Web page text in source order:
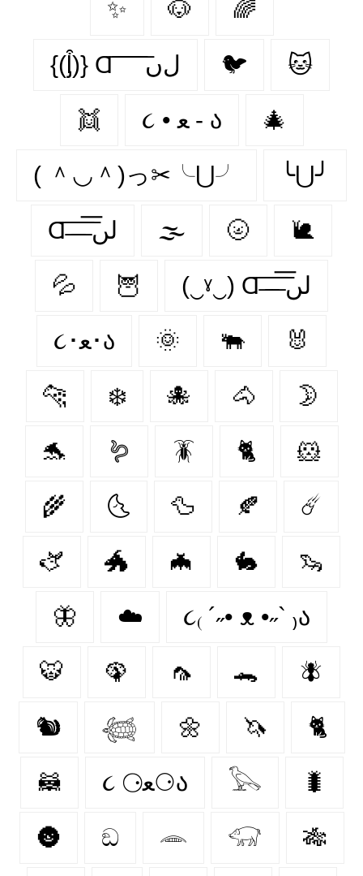
✨ 🐶 🌈
{(ᶅ͒)} Ɑ͞ ͞ ͞ ͞ ͞ ﻝﮞ 🐦‍ 🐱
👯‍ ૮ • ﻌ - ა 🎄
( ＾◡＾)っ✂╰⋃╯ ╰⋃╯
Ɑ͞ ̶͞ ̶͞ ̶͞ لں͞ 🌫️ 🌝 🐌
💦 🦉 (‿ˠ‿) Ɑ͞ ̶͞ ̶͞ ̶͞ لں͞
૮･ﻌ･ა 🌞 🐃 🐰
🐆 ❄️ 🐙 🐴 🌛
🐬 🪱 🪳 🐈 🐹
🌾 🌜 🦆 🍂 ☄️
🫏 🐲 🦇 🐇 🦦
🦋 ☁️ ૮₍ ´˶• ᴥ •˶` ₎ა
🐯 🦚 🦟 🐊 🪰
🐿️ 𓆉 🌼 🦄 🐈‍
🦝 ૮ ⚆ﻌ⚆ა 𓅂 🐛
🌚 ඞ 𓂎 𓃟 🎋